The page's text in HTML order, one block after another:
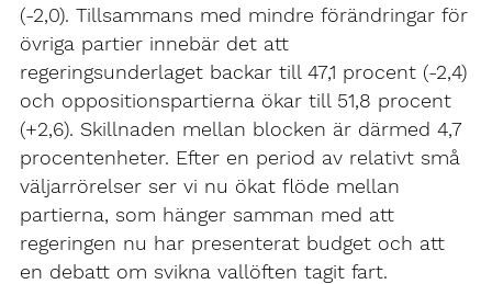
(-2,0). Tillsammans med mindre förändringar för
övriga partier innebär det att
regeringsunderlaget backar till 47,1 procent (-2,4)
och oppositionspartierna ökar till 51,8 procent
(+2,6). Skillnaden mellan blocken är därmed 4,7
procentenheter. Efter en period av relativt små
väljarrörelser ser vi nu ökat flöde mellan
partierna, som hänger samman med att
regeringen nu har presenterat budget och att
en debatt om svikna vallöften tagit fart.